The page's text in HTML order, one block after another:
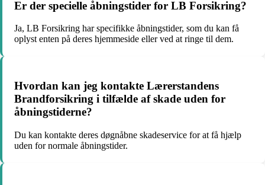
Er der specielle åbningstider for LB Forsikring?
Ja, LB Forsikring har specifikke åbningstider, som du kan få
oplyst enten på deres hjemmeside eller ved at ringe til dem.
Hvordan kan jeg kontakte Lærerstandens
Brandforsikring i tilfælde af skade uden for
åbningstiderne?
Du kan kontakte deres døgnåbne skadeservice for at få hjælp
uden for normale åbningstider.